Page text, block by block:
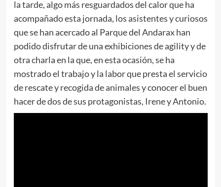
la tarde, algo más resguardados del calor que ha
acompañado esta jornada, los asistentes y curiosos
que se han acercado al Parque del Andarax han
podido disfrutar de una exhibiciones de agility y de
otra charla en la que, en esta ocasión, se ha
mostrado el trabajo y la labor que presta el servicio
de rescate y recogida de animales y conocer el buen
hacer de dos de sus protagonistas, Irene y Antonio.